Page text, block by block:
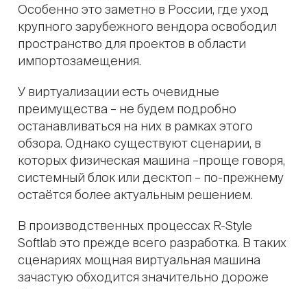
Особенно это заметно в России, где уход
крупного зарубежного вендора освободил
пространство для проектов в области
импортозамещения.
У виртуализации есть очевидные
преимущества – не будем подробно
останавливаться на них в рамках этого
обзора. Однако существуют сценарии, в
которых физическая машина –проще говоря,
системный блок или десктоп – по-прежнему
остаётся более актуальным решением.
В производственных процессах R-Style
Softlab это прежде всего разработка. В таких
сценариях мощная виртуальная машина
зачастую обходится значительно дороже